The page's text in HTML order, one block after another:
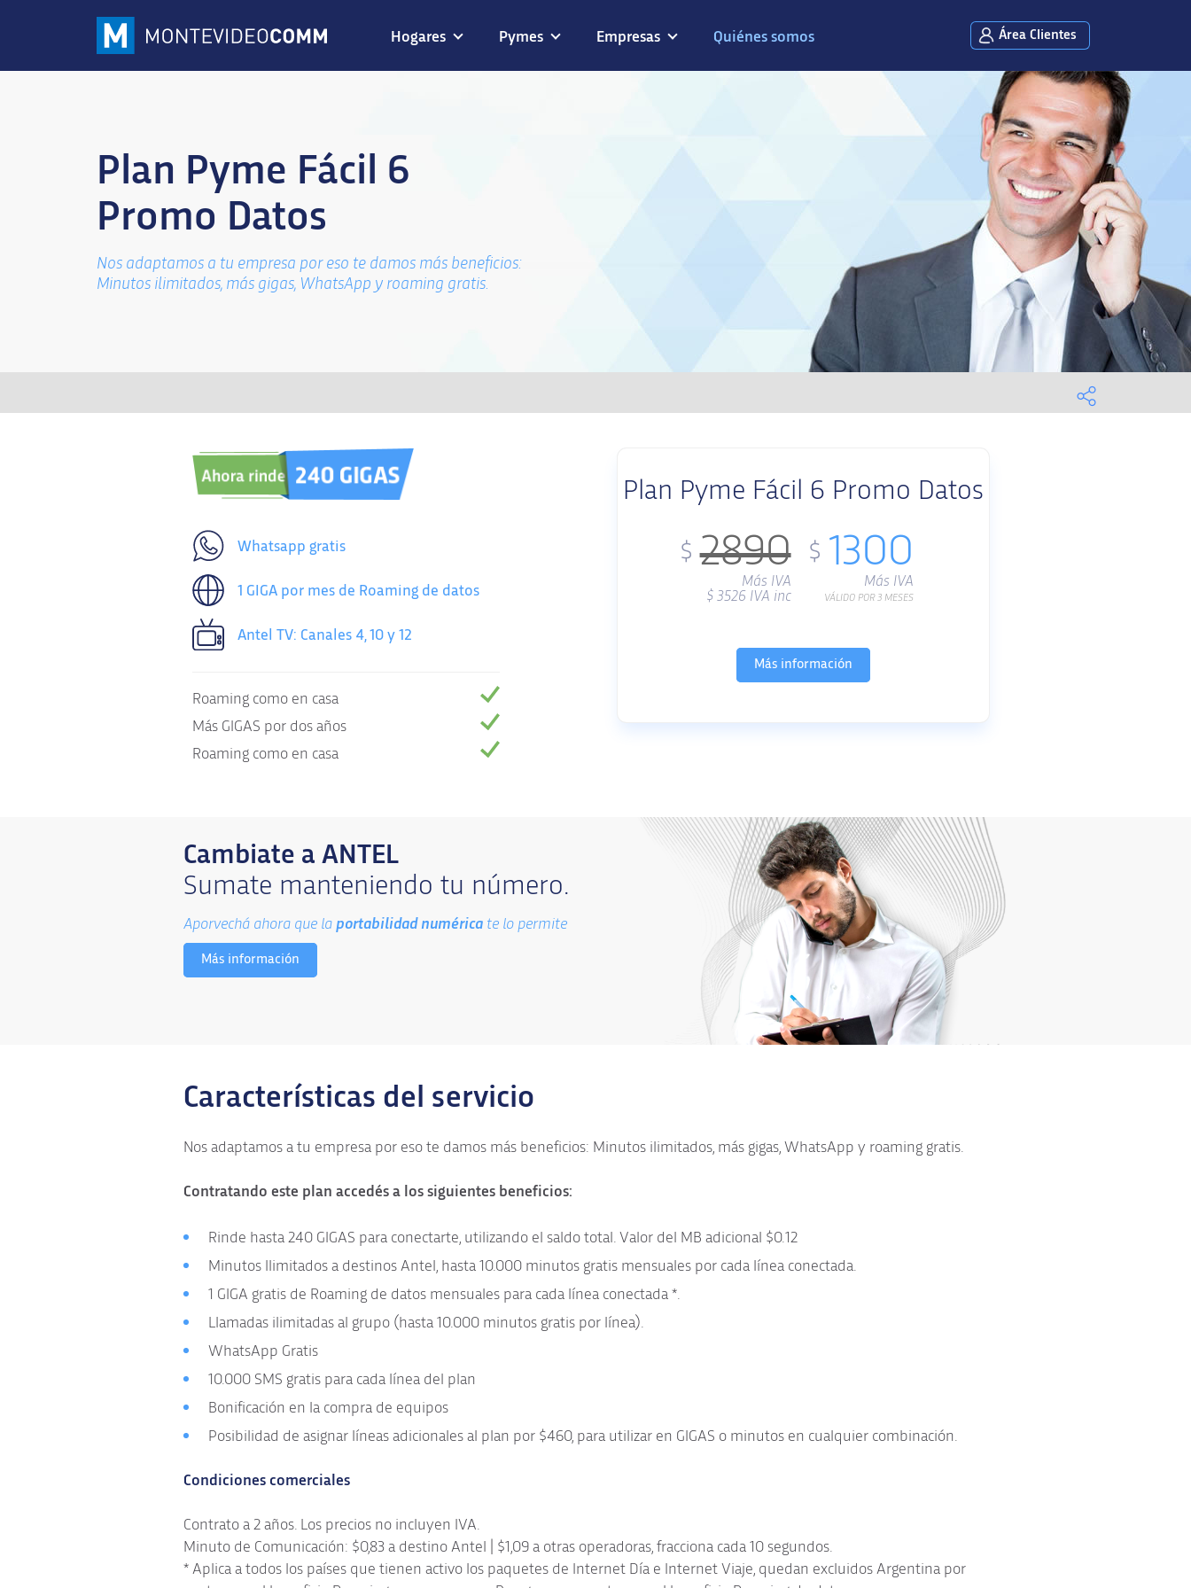
Hogares Pymes Empresas Quiénes somos Área Clientes
Plan Pyme Fácil 6
Promo Datos
Nos adaptamos a tu empresa por eso te damos más beneficios:
Minutos ilimitados, más gigas, WhatsApp y roaming gratis.
Whatsapp gratis
1 GIGA por mes de Roaming de datos
Antel TV: Canales 4, 10 y 12
Roaming como en casa
Más GIGAS por dos años
Roaming como en casa
Plan Pyme Fácil 6 Promo Datos
$ 2890
Más IVA
$ 3526 IVA inc
$ 1300
Más IVA
VÁLIDO POR 3 MESES
Más información
Cambiate a ANTEL
Sumate manteniendo tu número.
Aporvechá ahora que la portabilidad numérica te lo permite
Más información
Características del servicio
Nos adaptamos a tu empresa por eso te damos más beneficios: Minutos ilimitados, más gigas, WhatsApp y roaming gratis.
Contratando este plan accedés a los siguientes beneficios:
Rinde hasta 240 GIGAS para conectarte, utilizando el saldo total. Valor del MB adicional $0.12
Minutos Ilimitados a destinos Antel, hasta 10.000 minutos gratis mensuales por cada línea conectada.
1 GIGA gratis de Roaming de datos mensuales para cada línea conectada *.
Llamadas ilimitadas al grupo (hasta 10.000 minutos gratis por línea).
WhatsApp Gratis
10.000 SMS gratis para cada línea del plan
Bonificación en la compra de equipos
Posibilidad de asignar líneas adicionales al plan por $460, para utilizar en GIGAS o minutos en cualquier combinación.
Condiciones comerciales
Contrato a 2 años. Los precios no incluyen IVA.
Minuto de Comunicación: $0,83 a destino Antel | $1,09 a otras operadoras, fracciona cada 10 segundos.
* Aplica a todos los países que tienen activo los paquetes de Internet Día e Internet Viaje, quedan excluidos Argentina por